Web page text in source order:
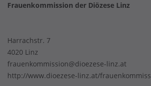
Frauenkommission der Diözese Linz
Harrachstr. 7
4020 Linz
frauenkommission@dioezese-linz.at
http://www.dioezese-linz.at/